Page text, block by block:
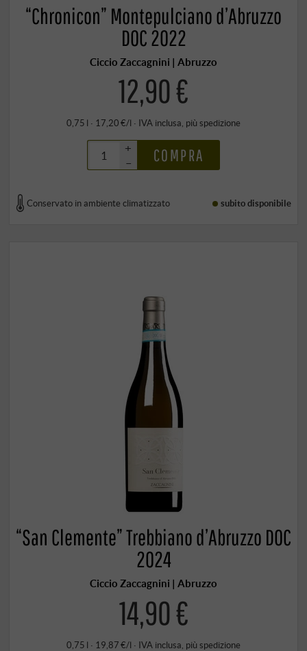
“Chronicon” Montepulciano d’Abruzzo
DOC 2022
Ciccio Zaccagnini | Abruzzo
12,90 €
0,75 l · 17,20 €/l · IVA inclusa, più spedizione
+
–
COMPRA
Conservato in ambiente climatizzato subito disponibile
“San Clemente” Trebbiano d’Abruzzo DOC
2024
Ciccio Zaccagnini | Abruzzo
14,90 €
0,75 l · 19,87 €/l · IVA inclusa , più spedizione